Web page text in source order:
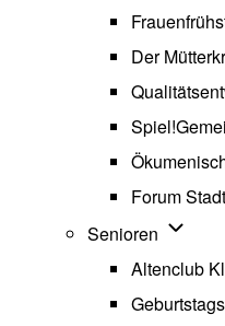
Der
Forum
Senioren
Altenclub